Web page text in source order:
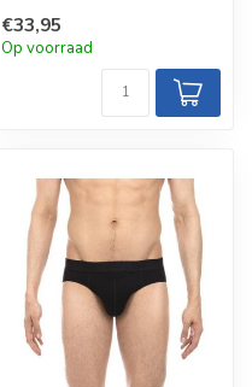
verstevigd v...
€33,95
Op voorraad